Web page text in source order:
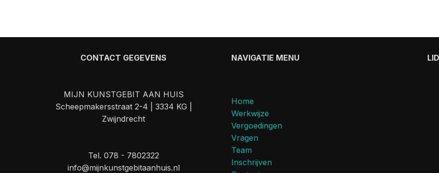
CONTACT GEGEVENS
MIJN KUNSTGEBIT AAN HUIS
Scheepmakersstraat 2-4 | 3334 KG |
Zwijndrecht
Tel. 078 - 7802322
info@mijnkunstgebitaanhuis.nl
NAVIGATIE MENU
Home
Werkwijze
Vergoedingen
Vragen
Team
Inschrijven